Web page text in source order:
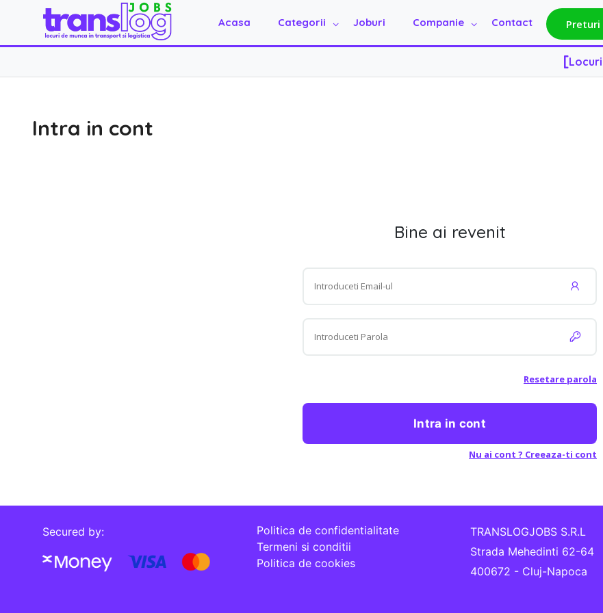
Acasa Categorii Joburi Companie Contact Preturi
[
Intra in cont
Bine ai revenit
Resetare parola
Intra in cont
Nu ai cont ? Creeaza-ti cont
Secured by:
Politica de confidentialitate
Termeni si conditii
Politica de cookies
TRANSLOGJOBS S.R.L
Strada Mehedinti 62-64
400672 - Cluj-Napoca